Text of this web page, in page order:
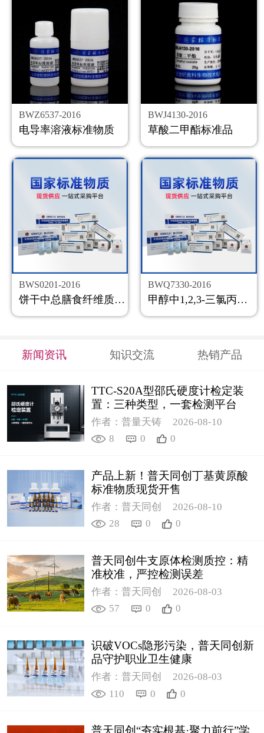
BWZ6537-2016
电导率溶液标准物质
BWJ4130-2016
草酸二甲酯标准品
BWS0201-2016
饼干中总膳食纤维质控样品
BWQ7330-2016
甲醇中1,2,3-三氯丙烷溶液标准物质
新闻资讯 知识交流 热销产品
TTC-S20A型邵氏硬度计检定装
置：三种类型，一套检测平台
作者：普量天铸
2026-08-10
8
0 0
产品上新！普天同创丁基黄原酸
标准物质现货开售
作者：普天同创
2026-08-10
28
0 0
普天同创牛支原体检测质控：精
准校准，严控检测误差
作者：普天同创
2026-08-03
57
0 0
识破VOCs隐形污染，普天同创新
品守护职业卫生健康
作者：普天同创
2026-08-03
110
0 0
公司主页
购物车
会员中心
联系我们
返回主页